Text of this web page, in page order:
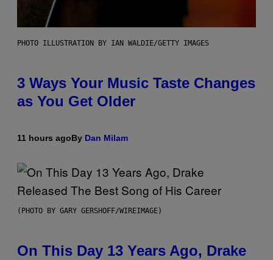
PHOTO ILLUSTRATION BY IAN WALDIE/GETTY IMAGES
3 Ways Your Music Taste Changes
as You Get Older
11 hours agoBy Dan Milam
(PHOTO BY GARY GERSHOFF/WIREIMAGE)
On This Day 13 Years Ago, Drake